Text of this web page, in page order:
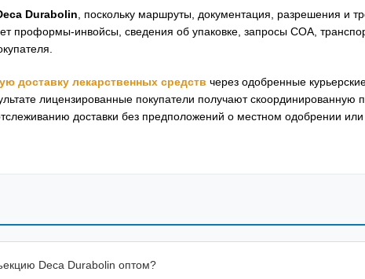
Durabolin , поскольку маршруты, документация, разрешения и
проформы-инвойсы, сведения об упаковке, запросы COA,
доставку лекарственных средств через одобренные
лицензированные покупатели получают скоординированную
доставки без предположений о местном одобрении
Deca Durabolin оптом?